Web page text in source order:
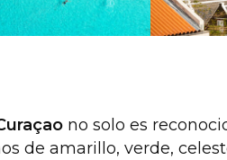
no solo es
de amarillo, verde,